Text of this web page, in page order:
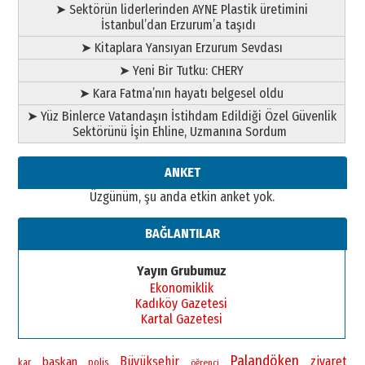
➤ Sektörün liderlerinden AYNE Plastik üretimini
İstanbul’dan Erzurum’a taşıdı
➤ Kitaplara Yansıyan Erzurum Sevdası
➤ Yeni Bir Tutku: CHERY
➤ Kara Fatma’nın hayatı belgesel oldu
➤ Yüz Binlerce Vatandaşın İstihdam Edildiği Özel Güvenlik
Sektörünü İşin Ehline, Uzmanına Sordum
ANKET
Üzgünüm, şu anda etkin anket yok.
BAĞLANTILAR
Yayın Grubumuz
Ekonomiklik
Kadıköy Gazetesi
Kartal Gazetesi
baskan polis Büyükşehir Palandöken ziyaret